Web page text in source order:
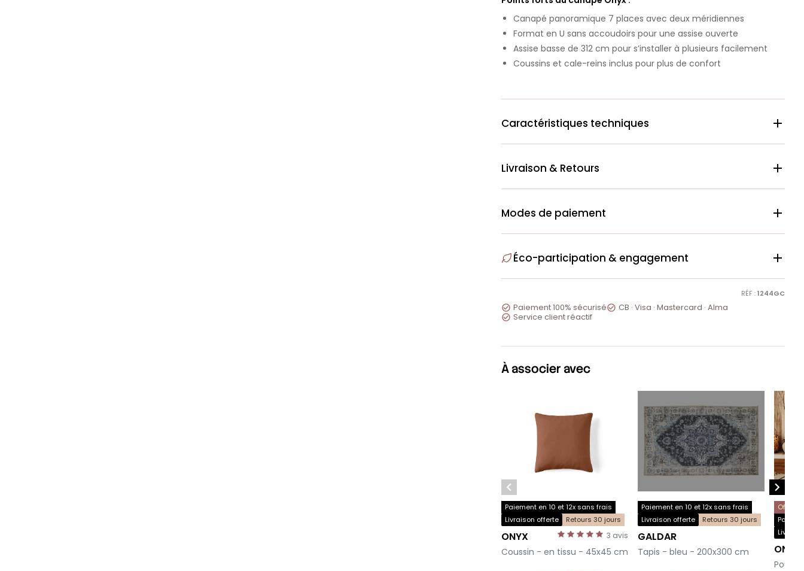
Canapé panoramique 7 places avec deux méridiennes
Format en U sans accoudoirs pour une assise ouverte
Assise basse de 312 cm pour s’installer à plusieurs facilement
Coussins et cale-reins inclus pour plus de confort
Caractéristiques techniques 
Livraison & Retours 
Modes de paiement 
Éco-participation & engagement 
RÉF :1244GC
 Paiement 100% sécurisé CB · Visa · Mastercard · Alma
 Service client réactif
À associer avec
Paiement en 10 et 12x sans frais
Livraison offerte
Retours 30 jours
3 avis
ONYX
-
Coussin - en tissu - 45x45 cm
Paiement en 10 et 12x sans frais
Livraison offerte
Retours 30 jours
GALDAR
-
Tapis - bleu - 200x300 cm
Offre
ONYX
-
Pouf
 